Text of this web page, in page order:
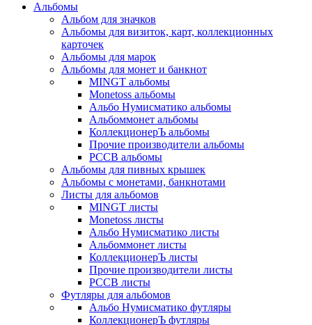
Альбомы
Альбом для значков
Альбомы для визиток, карт, коллекционных
карточек
Альбомы для марок
Альбомы для монет и банкнот
MINGT альбомы
Monetoss альбомы
Альбо Нумисматико альбомы
Альбоммонет альбомы
КоллекционерЪ альбомы
Прочие производители альбомы
РССВ альбомы
Альбомы для пивных крышек
Альбомы с монетами, банкнотами
Листы для альбомов
MINGT листы
Monetoss листы
Альбо Нумисматико листы
Альбоммонет листы
КоллекционерЪ листы
Прочие производители листы
РССВ листы
Футляры для альбомов
Альбо Нумисматико футляры
КоллекционерЪ футляры